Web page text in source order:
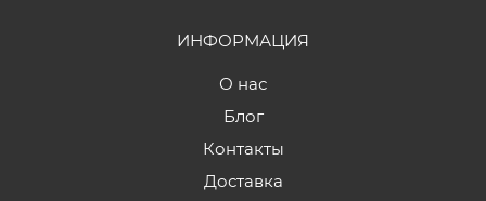
ИНФОРМАЦИЯ
О нас
Блог
Контакты
Доставка